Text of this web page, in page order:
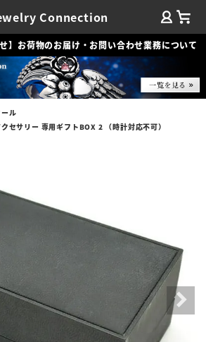
Connection
せ】お荷物のお届け・お問い合わせ業務について
ル
セサリー 専用ギフトBOX 2 （時計対応不可）